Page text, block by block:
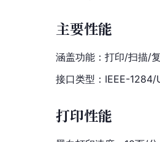
主要性能
涵盖功能：打印/扫描/
接口类型：IEEE-1284/
打印性能